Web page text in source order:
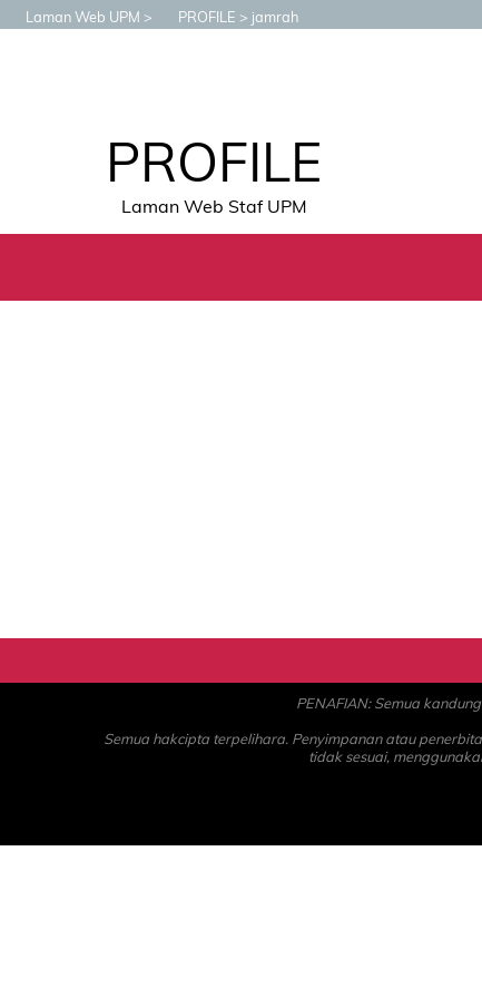
Laman Web UPM PROFILE jamrah
PROFILE
Laman Web Staf UPM
PENAFIAN: Semua
Semua hakcipta terpelihara. Penyimpanan atau
tidak sesuai,